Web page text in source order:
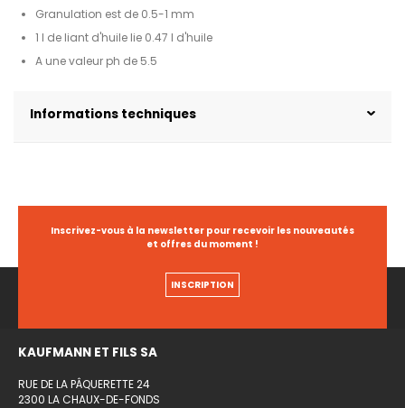
Granulation est de 0.5-1 mm
1 l de liant d'huile lie 0.47 l d'huile
A une valeur ph de 5.5
Informations techniques
Inscrivez-vous à la newsletter pour recevoir les nouveautés
et offres du moment !
INSCRIPTION
KAUFMANN ET FILS SA
RUE DE LA PÂQUERETTE 24
2300 LA CHAUX-DE-FONDS